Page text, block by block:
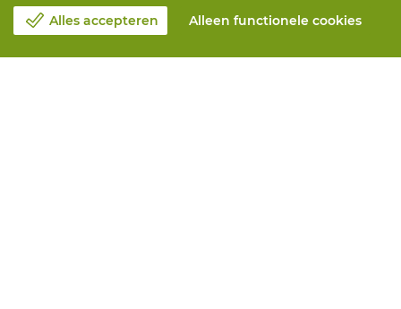
Alles accepteren Alleen functionele cookies